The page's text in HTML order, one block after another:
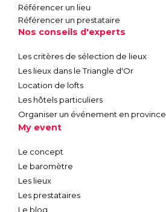
Référencer un lieu
Référencer un prestataire
Nos conseils d'experts
Les critères de sélection de lieux
Les lieux dans le Triangle d'Or
Location de lofts
Les hôtels particuliers
Organiser un événement en province
My event
Le concept
Le baromètre
Les lieux
Les prestataires
Le blog